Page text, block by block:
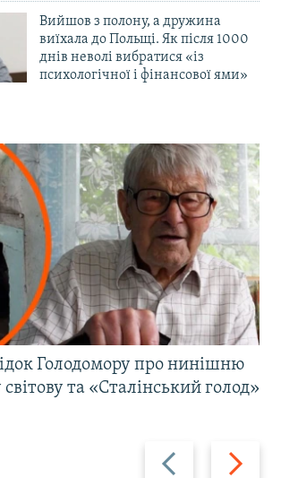
Вийшов з полону, а дружина
виїхала до Польщі. Як після 1000
днів неволі вибратися «із
психологічної і фінансової ями»
Назад Вперед
Голодомору про нинішню
та «Сталінський голод»